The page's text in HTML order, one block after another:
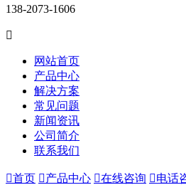
138-2073-1606

网站首页
产品中心
解决方案
常见问题
新闻资讯
公司简介
联系我们
首页 产品中心 在线咨询 电话